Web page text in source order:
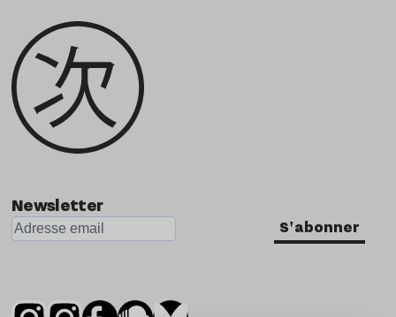
Newsletter
S'abonner